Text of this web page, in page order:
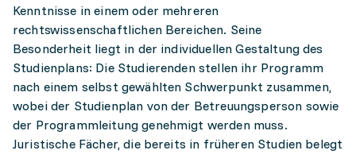
Kenntnisse in einem oder mehreren
rechtswissenschaftlichen Bereichen. Seine
Besonderheit liegt in der individuellen Gestaltung des
Studienplans: Die Studierenden stellen ihr Programm
nach einem selbst gewählten Schwerpunkt zusammen,
wobei der Studienplan von der Betreuungsperson sowie
der Programmleitung genehmigt werden muss.
Juristische Fächer, die bereits in früheren Studien belegt